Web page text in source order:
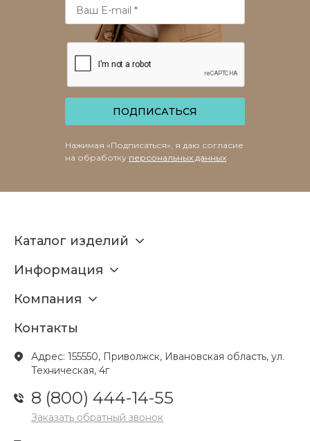
ПОДПИСАТЬСЯ
Нажимая «Подписаться», я даю согласие
на обработку персональных данных
Каталог изделий
Информация
Компания
Контакты
Адрес: 155550, Приволжск, Ивановская область, ул.
Техническая, 4г
8 (800) 444-14-55
Заказать обратный звонок